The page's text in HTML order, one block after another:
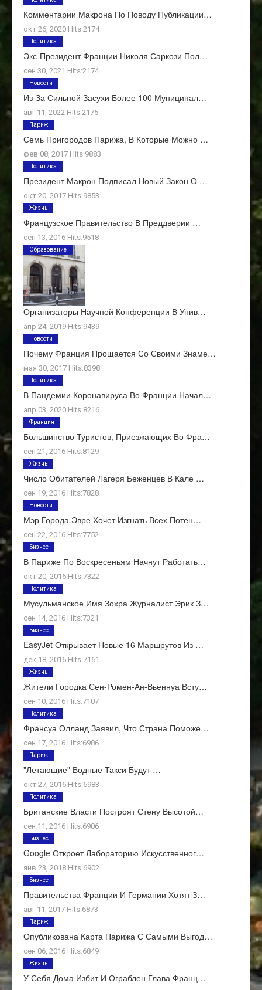
Комментарии Макрона По Поводу Публикации…
окт 26, 2020 Hits:2174
Экс-Президент Франции Николя Саркози Пол…
сен 30, 2021 Hits:2174
Политика
Из-За Сильной Засухи Более 100 Муниципал…
авг 11, 2022 Hits:2175
Новости
Семь Пригородов Парижа, В Которые Можно …
фев 08, 2017 Hits:9883
Париж
Президент Макрон Подписал Новый Закон О …
окт 20, 2017 Hits:9853
Политика
Французское Правительство В Преддверии …
сен 13, 2016 Hits:9518
Жизнь
Организаторы Научной Конференции В Унив…
апр 24, 2019 Hits:9439
Образование
Почему Франция Прощается Со Своими Знаме…
мая 30, 2017 Hits:8398
Новости
В Пандемии Коронавируса Во Франции Начал…
апр 03, 2020 Hits:8216
Политика
Большинство Туристов, Приезжающих Во Фра…
сен 21, 2016 Hits:8129
Франция
Число Обитателей Лагеря Беженцев В Кале …
сен 19, 2016 Hits:7828
Жизнь
Мэр Города Эвре Хочет Изгнать Всех Потен…
сен 22, 2016 Hits:7752
Новости
В Париже По Воскресеньям Начнут Работать…
окт 20, 2016 Hits:7322
Бизнес
Мусульманское Имя Зохра Журналист Эрик З…
сен 14, 2016 Hits:7321
Политика
EasyJet Открывает Новые 16 Маршрутов Из …
дек 18, 2016 Hits:7161
Бизнес
Жители Городка Сен-Ромен-Ан-Вьеннуа Всту…
сен 10, 2016 Hits:7107
Жизнь
Франсуа Олланд Заявил, Что Страна Поможе…
сен 17, 2016 Hits:6986
Политика
"Летающие" Водные Такси Будут …
окт 27, 2016 Hits:6983
Париж
Британские Власти Построят Стену Высотой…
сен 11, 2016 Hits:6906
Политика
Google Откроет Лабораторию Искусственног…
янв 23, 2018 Hits:6902
Бизнес
Правительства Франции И Германии Хотят З…
авг 11, 2017 Hits:6873
Бизнес
Опубликована Карта Парижа С Самыми Выгод…
сен 06, 2016 Hits:6849
Париж
У Себя Дома Избит И Ограблен Глава Франц…
Жизнь